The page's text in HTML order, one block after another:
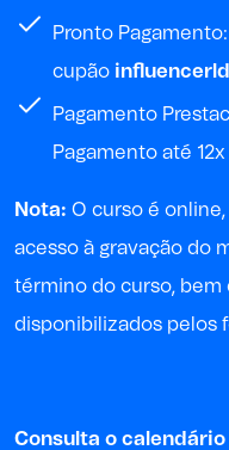
Pronto
cupão
Pagamento
Pagamento até
Nota: O curso é
acesso à gravação do
término do curso, bem
disponibilizados pelos
Consulta o